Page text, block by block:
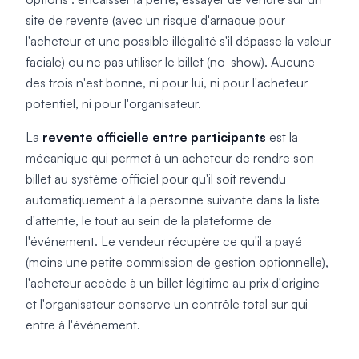
site de revente (avec un risque d'arnaque pour
l'acheteur et une possible illégalité s'il dépasse la valeur
faciale) ou ne pas utiliser le billet (no-show). Aucune
des trois n'est bonne, ni pour lui, ni pour l'acheteur
potentiel, ni pour l'organisateur.
La revente officielle entre participants est la
mécanique qui permet à un acheteur de rendre son
billet au système officiel pour qu'il soit revendu
automatiquement à la personne suivante dans la liste
d'attente, le tout au sein de la plateforme de
l'événement. Le vendeur récupère ce qu'il a payé
(moins une petite commission de gestion optionnelle),
l'acheteur accède à un billet légitime au prix d'origine
et l'organisateur conserve un contrôle total sur qui
entre à l'événement.